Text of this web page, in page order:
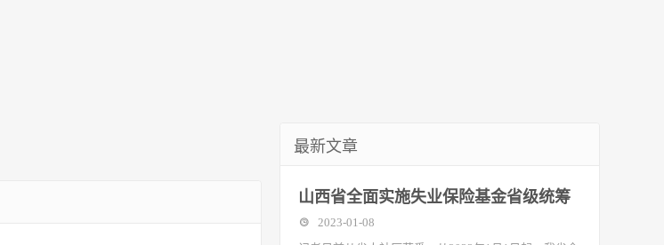
最新文章
山西省全面实施失业保险基金省级统筹
2023-01-08